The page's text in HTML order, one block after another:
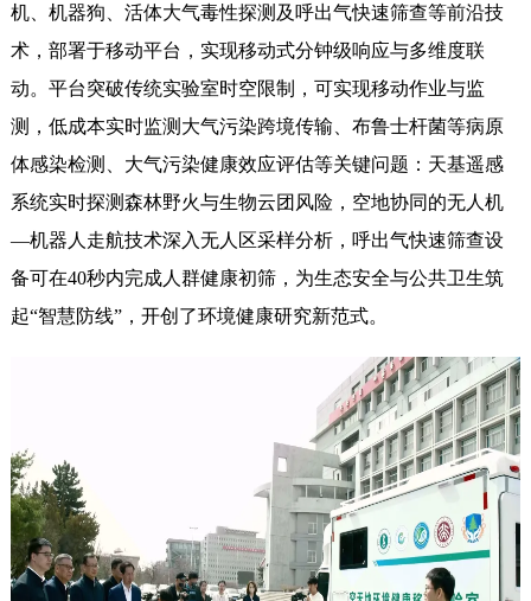
机、机器狗、活体大气毒性探测及呼出气快速筛查等前沿技
术，部署于移动平台，实现移动式分钟级响应与多维度联
动。平台突破传统实验室时空限制，可实现移动作业与监
测，低成本实时监测大气污染跨境传输、布鲁士杆菌等病原
体感染检测、大气污染健康效应评估等关键问题：天基遥感
系统实时探测森林野火与生物云团风险，空地协同的无人机
—机器人走航技术深入无人区采样分析，呼出气快速筛查设
备可在40秒内完成人群健康初筛，为生态安全与公共卫生筑
起“智慧防线”，开创了环境健康研究新范式。